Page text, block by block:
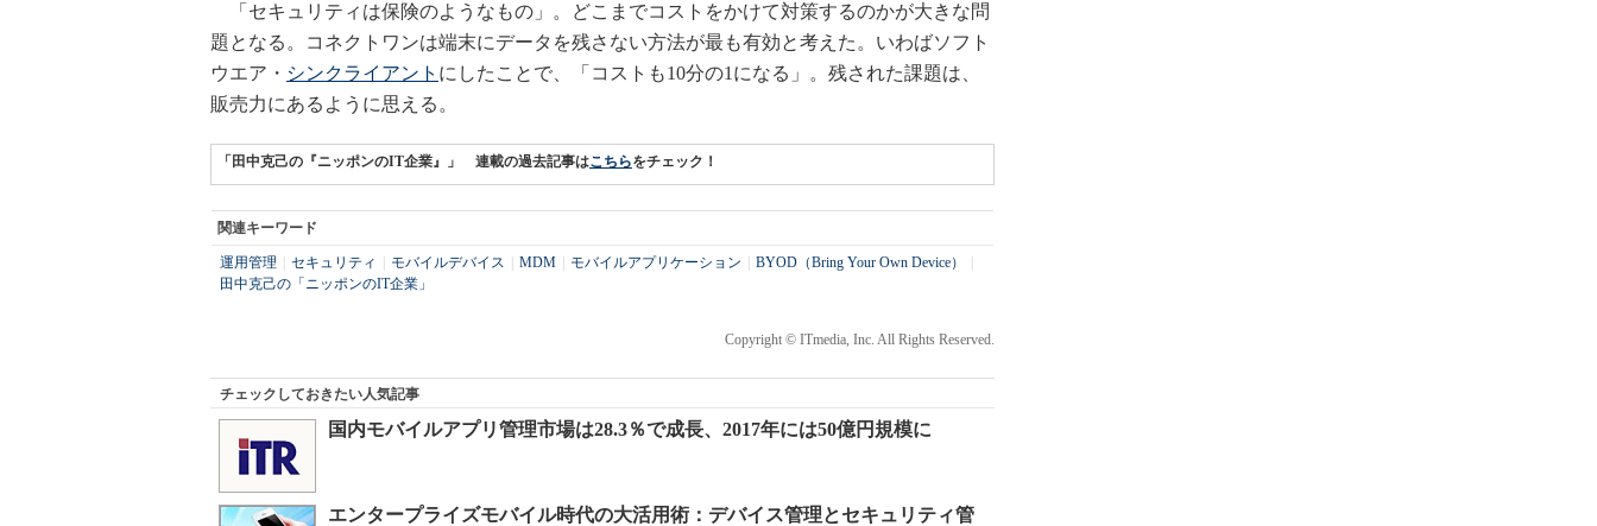
「セキュリティは保険のようなもの」。どこまでコストをかけて対策するのかが大きな問
題となる。コネクトワンは端末にデータを残さない方法が最も有効と考えた。いわばソフト
ウエア・ シンクライアント にしたことで、「コストも10分の1になる」。残された課題は、
販売力にあるように思える。
「田中克己の『ニッポンのIT企業』」 連載の過去記事はこちらをチェック！
関連キーワード
運用管理 セキュリティ モバイルデバイス MDM モバイルアプリケーション BYOD（Bring Your Own Device）
田中克己の「ニッポンのIT企業」
Copyright © ITmedia, Inc. All Rights Reserved.
チェックしておきたい人気記事
国内モバイルアプリ管理市場は28.3％で成長、2017年には50億円規模に
エンタープライズモバイル時代の大活用術：デバイス管理とセキュリティ管